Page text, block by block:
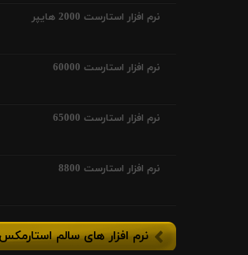
نرم افزار استارست 2000 هایپر
نرم افزار استارست 60000
نرم افزار استارست 65000
نرم افزار استارست 8800
نرم افزار های سالم